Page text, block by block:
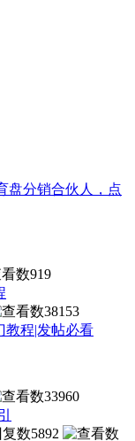
盘分销合伙人，点
919
38153
教程|发帖必看
33960
5892